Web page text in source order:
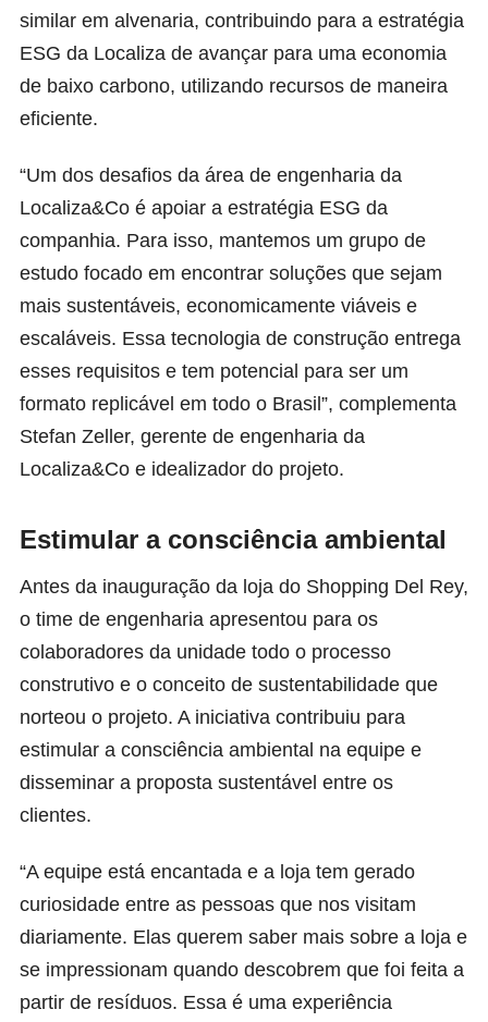
similar em alvenaria, contribuindo para a estratégia
ESG da Localiza de avançar para uma economia
de baixo carbono, utilizando recursos de maneira
eficiente.
“Um dos desafios da área de engenharia da
Localiza&Co é apoiar a estratégia ESG da
companhia. Para isso, mantemos um grupo de
estudo focado em encontrar soluções que sejam
mais sustentáveis, economicamente viáveis e
escaláveis. Essa tecnologia de construção entrega
esses requisitos e tem potencial para ser um
formato replicável em todo o Brasil”, complementa
Stefan Zeller, gerente de engenharia da
Localiza&Co e idealizador do projeto.
Estimular a consciência ambiental
Antes da inauguração da loja do Shopping Del Rey,
o time de engenharia apresentou para os
colaboradores da unidade todo o processo
construtivo e o conceito de sustentabilidade que
norteou o projeto. A iniciativa contribuiu para
estimular a consciência ambiental na equipe e
disseminar a proposta sustentável entre os
clientes.
“A equipe está encantada e a loja tem gerado
curiosidade entre as pessoas que nos visitam
diariamente. Elas querem saber mais sobre a loja e
se impressionam quando descobrem que foi feita a
partir de resíduos. Essa é uma experiência